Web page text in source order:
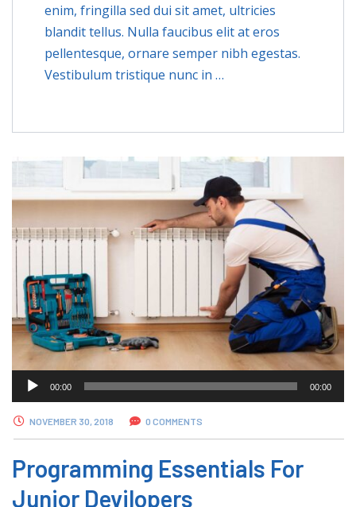
enim, fringilla sed dui sit amet, ultricies
blandit tellus. Nulla faucibus elit at eros
pellentesque, ornare semper nibh egestas.
Vestibulum tristique nunc in …
Audio
Player
00:00 00:00
NOVEMBER 30, 2018 0 COMMENTS
Programming Essentials For
Junior Devilopers